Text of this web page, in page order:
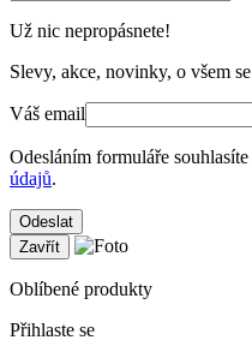
Už nic nepropásnete!
Slevy, akce, novinky, o všem
Váš email
Odesláním formuláře souhlasíte
údajů.
Odeslat
Zavřít
Oblíbené produkty
Přihlaste se